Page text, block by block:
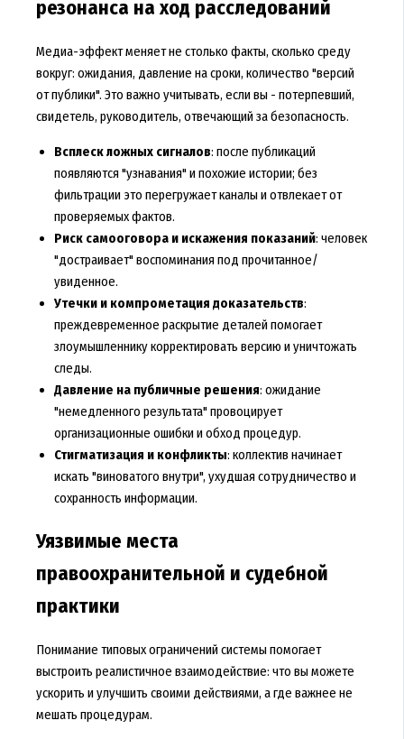
резонанса на ход расследований
Медиа-эффект меняет не столько факты, сколько среду
вокруг: ожидания, давление на сроки, количество "версий
от публики". Это важно учитывать, если вы - потерпевший,
свидетель, руководитель, отвечающий за безопасность.
Всплеск ложных сигналов: после публикаций
появляются "узнавания" и похожие истории; без
фильтрации это перегружает каналы и отвлекает от
проверяемых фактов.
Риск самооговора и искажения показаний: человек
"достраивает" воспоминания под прочитанное/
увиденное.
Утечки и компрометация доказательств:
преждевременное раскрытие деталей помогает
злоумышленнику корректировать версию и уничтожать
следы.
Давление на публичные решения: ожидание
"немедленного результата" провоцирует
организационные ошибки и обход процедур.
Стигматизация и конфликты: коллектив начинает
искать "виноватого внутри", ухудшая сотрудничество и
сохранность информации.
Уязвимые места
правоохранительной и судебной
практики
Понимание типовых ограничений системы помогает
выстроить реалистичное взаимодействие: что вы можете
ускорить и улучшить своими действиями, а где важнее не
мешать процедурам.